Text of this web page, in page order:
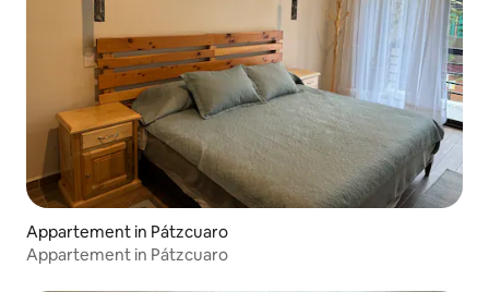
Appartement in Pátzcuaro
Appartement in Pátzcuaro